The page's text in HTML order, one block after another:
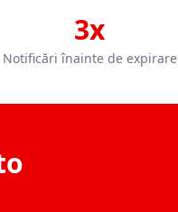
3x
Notificări înainte de expirare